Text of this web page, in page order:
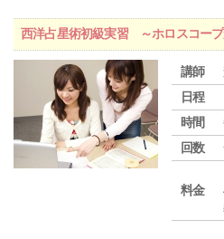
西洋占星術初級実習 ～ホロスコー
講師
日程
時間
回数
料金